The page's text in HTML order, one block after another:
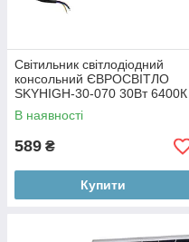
Світильник світлодіодний
консольний ЄВРОСВІТЛО
SKYHIGH-30-070 30Вт 6400К
2700Лм (000040921)
В наявності
589 ₴
Купити